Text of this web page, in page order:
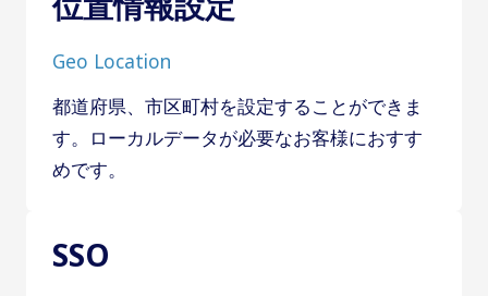
Geo Location
都道府県、市区町村を設定することができま
す。ローカルデータが必要なお客様におすす
めです。
SSO